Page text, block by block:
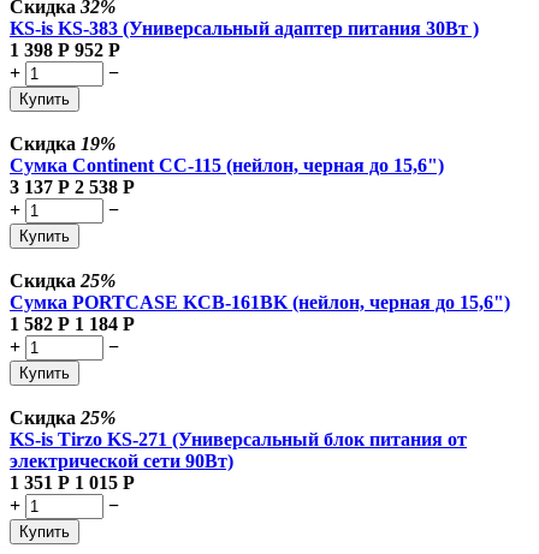
Скидка 32%
KS-is KS-383 (Универсальный адаптер питания 30Вт )
1 398 Р 952 Р
+
−
Купить
Скидка 19%
Сумка Continent CC-115 (нейлон, черная до 15,6")
3 137 Р 2 538 Р
+
−
Купить
Скидка 25%
Сумка PORTCASE KCB-161BK (нейлон, черная до 15,6")
1 582 Р 1 184 Р
+
−
Купить
Скидка 25%
KS-is Tirzo KS-271 (Универсальный блок питания от
электрической сети 90Вт)
1 351 Р 1 015 Р
+
−
Купить